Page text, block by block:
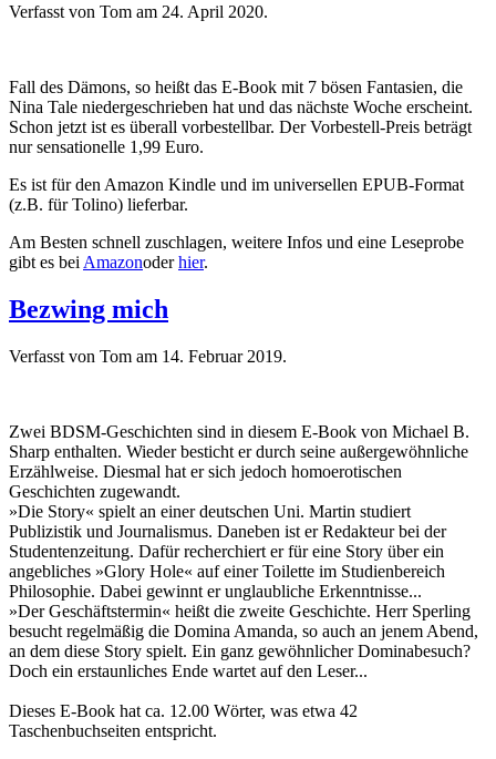
Verfasst von Tom am 24. April 2020.
Fall des Dämons, so heißt das E-Book mit 7 bösen Fantasien, die
Nina Tale niedergeschrieben hat und das nächste Woche erscheint.
Schon jetzt ist es überall vorbestellbar. Der Vorbestell-Preis beträgt
nur sensationelle 1,99 Euro.
Es ist für den Amazon Kindle und im universellen EPUB-Format
(z.B. für Tolino) lieferbar.
Am Besten schnell zuschlagen, weitere Infos und eine Leseprobe
gibt es bei Amazonoderhier.
Bezwing mich
Verfasst von Tom am 14. Februar 2019.
Zwei BDSM-Geschichten sind in diesem E-Book von Michael B.
Sharp enthalten. Wieder besticht er durch seine außergewöhnliche
Erzählweise. Diesmal hat er sich jedoch homoerotischen
Geschichten zugewandt.
»Die Story« spielt an einer deutschen Uni. Martin studiert
Publizistik und Journalismus. Daneben ist er Redakteur bei der
Studentenzeitung. Dafür recherchiert er für eine Story über ein
angebliches »Glory Hole« auf einer Toilette im Studienbereich
Philosophie. Dabei gewinnt er unglaubliche Erkenntnisse...
»Der Geschäftstermin« heißt die zweite Geschichte. Herr Sperling
besucht regelmäßig die Domina Amanda, so auch an jenem Abend,
an dem diese Story spielt. Ein ganz gewöhnlicher Dominabesuch?
Doch ein erstaunliches Ende wartet auf den Leser...
Dieses E-Book hat ca. 12.00 Wörter, was etwa 42
Taschenbuchseiten entspricht.